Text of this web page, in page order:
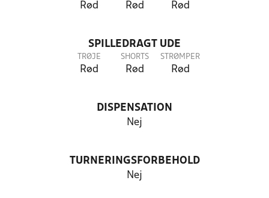
Rød Rød Rød
SPILLEDRAGT UDE
TRØJE
Rød
SHORTS
Rød
STRØMPER
Rød
DISPENSATION
Nej
TURNERINGSFORBEHOLD
Nej